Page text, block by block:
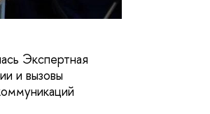
Экспертная
и вызовы